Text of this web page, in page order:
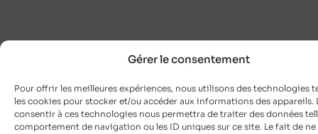
Gérer le consentement
Pour offrir les meilleures expériences, nous utilisons des technologies
les cookies pour stocker et/ou accéder aux informations des appareils.
consentir à ces technologies nous permettra de traiter des données
comportement de navigation ou les ID uniques sur ce site. Le fait de ne